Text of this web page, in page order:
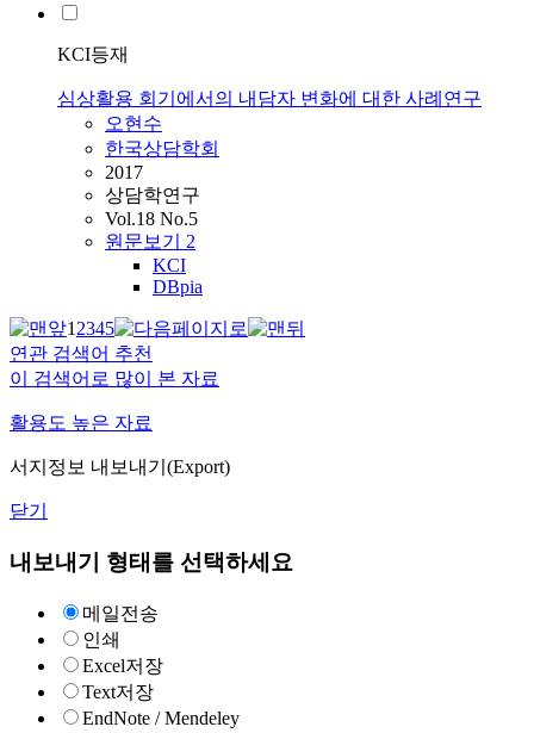
KCI등재
심상활용 회기에서의 내담자 변화에 대한 사례연구
오현수
한국상담학회
2017
상담학연구
Vol.18 No.5
원문보기 2
KCI
DBpia
12345
연관 검색어 추천
이 검색어로 많이 본 자료
활용도 높은 자료
서지정보 내보내기(Export)
닫기
내보내기 형태를 선택하세요
메일전송
인쇄
Excel저장
Text저장
EndNote / Mendeley